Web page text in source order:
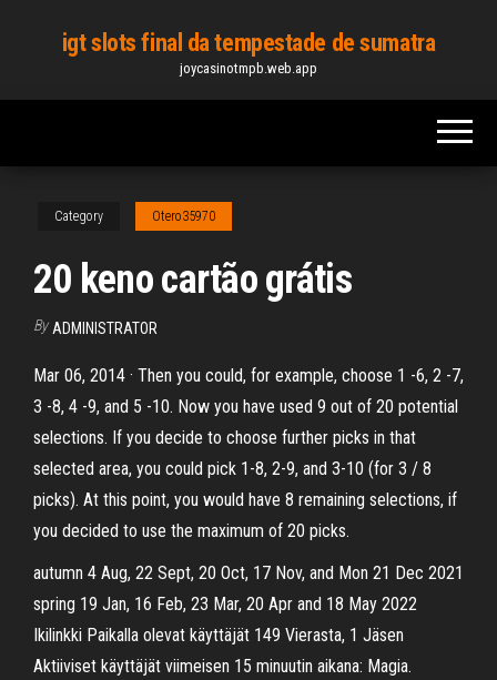
content
igt slots final da tempestade de sumatra
joycasinotmpb.web.app
Category Otero35970
20 keno cartão grátis
By ADMINISTRATOR
Mar 06, 2014 · Then you could, for example, choose 1 -6, 2 -7,
3 -8, 4 -9, and 5 -10. Now you have used 9 out of 20 potential
selections. If you decide to choose further picks in that
selected area, you could pick 1-8, 2-9, and 3-10 (for 3 / 8
picks). At this point, you would have 8 remaining selections, if
you decided to use the maximum of 20 picks.
autumn 4 Aug, 22 Sept, 20 Oct, 17 Nov, and Mon 21 Dec 2021
spring 19 Jan, 16 Feb, 23 Mar, 20 Apr and 18 May 2022
Ikilinkki Paikalla olevat käyttäjät 149 Vierasta, 1 Jäsen
Aktiiviset käyttäjät viimeisen 15 minuutin aikana: Magia.